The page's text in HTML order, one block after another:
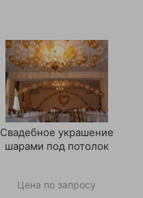
Свадебное украшение
шарами под потолок
Цена по запросу